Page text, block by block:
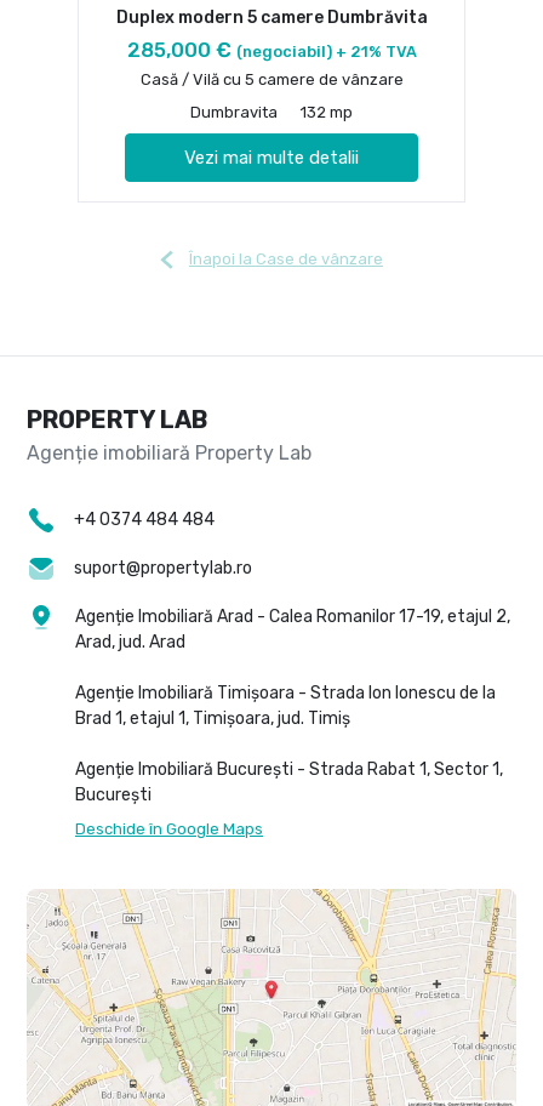
Duplex modern 5 camere Dumbrăvita
285,000 € (negociabil) + 21% TVA
Casă / Vilă cu 5 camere de vânzare
Dumbravita
132 mp
Vezi mai multe detalii
Înapoi la Case de vânzare
PROPERTY LAB
+4 0374 484 484
suport@propertylab.ro
Agenție Imobiliară Arad - Calea Romanilor 17-19, etajul 2,
Arad, jud. Arad
Agenție Imobiliară Timișoara - Strada Ion Ionescu de la
Brad 1, etajul 1, Timișoara, jud. Timiș
Agenție Imobiliară București - Strada Rabat 1, Sector 1,
București
Deschide în Google Maps